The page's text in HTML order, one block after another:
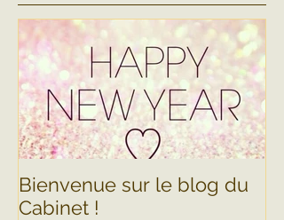
Bienvenue sur le blog du
Cabinet !